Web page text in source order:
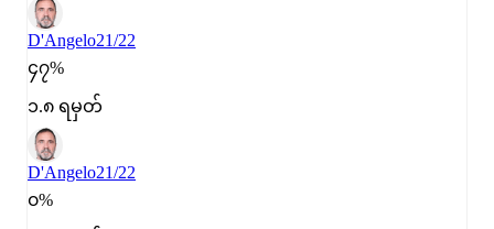
D'Angelo21/22
၄၇%
၁.၈ ရမှတ်
D'Angelo21/22
၀%